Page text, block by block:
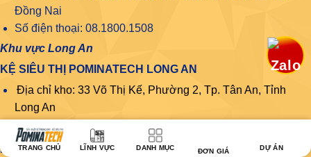
Đồng Nai
Số điện thoại: 08.1800.1508
Khu vực Long An
KỆ SIÊU THỊ POMINATECH LONG AN
Địa chỉ kho: 33 Võ Thị Kế, Phường 2, Tp. Tân An, Tỉnh
Long An
Khu vực Lâm Đồng
KỆ SIÊU THỊ POMINATECH LÂM ĐỒNG
TRANG CHỦ LĨNH VỰC DANH MỤC ĐƠN GIÁ DỰ ÁN